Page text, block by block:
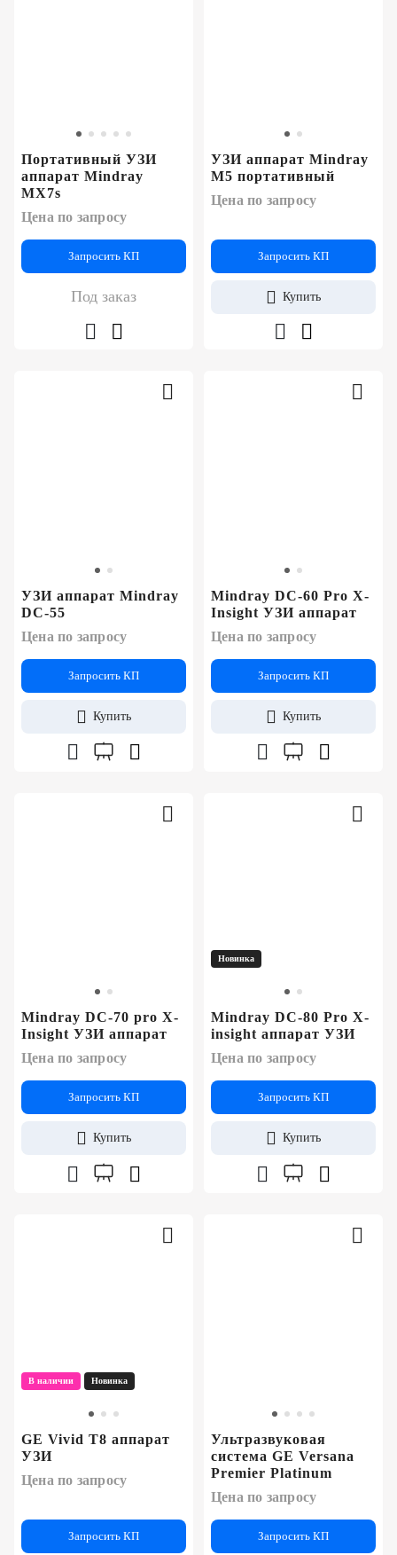
Портативный УЗИ
аппарат Mindray
MX7s
Цена по запросу
Запросить КП
Под заказ
УЗИ аппарат Mindray
M5 портативный
Цена по запросу
Запросить КП
Купить
УЗИ аппарат Mindray
DC-55
Цена по запросу
Запросить КП
Купить
Mindray DC-60 Pro X-
Insight УЗИ аппарат
Цена по запросу
Запросить КП
Купить
Mindray DC-70 pro X-
Insight УЗИ аппарат
Цена по запросу
Запросить КП
Купить
Новинка
Mindray DC-80 Pro X-
insight аппарат УЗИ
Цена по запросу
Запросить КП
Купить
В наличии Новинка
GE Vivid T8 аппарат
УЗИ
Цена по запросу
Запросить КП
Ультразвуковая
система GE Versana
Premier Platinum
Цена по запросу
Запросить КП